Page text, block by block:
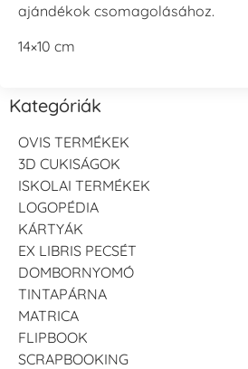
ajándékok csomagolásához.
14×10 cm
Kategóriák
OVIS TERMÉKEK
3D CUKISÁGOK
ISKOLAI TERMÉKEK
LOGOPÉDIA
KÁRTYÁK
EX LIBRIS PECSÉT
DOMBORNYOMÓ
TINTAPÁRNA
MATRICA
FLIPBOOK
SCRAPBOOKING